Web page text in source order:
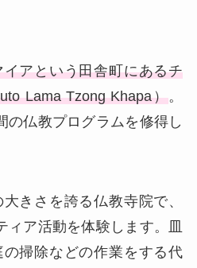
イアという田舎町にあるチ
Lama Tzong Khapa）。
の仏教プログラムを修得し
きさを誇る仏教寺院で、
ィア活動を体験します。皿
掃除などの作業をする代